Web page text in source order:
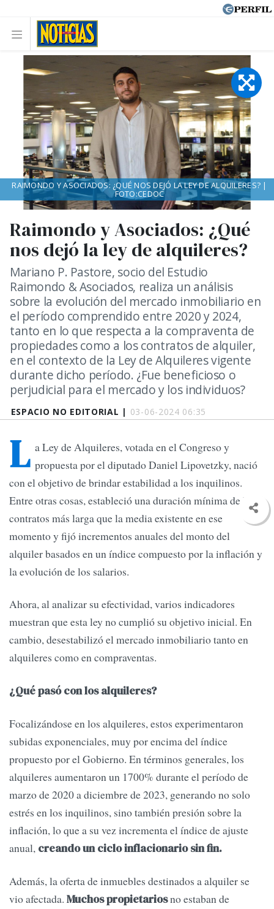
ESPACIO NO EDITORIAL | 03-06-2024 06:35
Raimondo y Asociados: ¿Qué
nos dejó la ley de alquileres?
Mariano P. Pastore, socio del Estudio
Raimondo & Asociados, realiza un análisis
sobre la evolución del mercado inmobiliario en
el período comprendido entre 2020 y 2024,
tanto en lo que respecta a la compraventa de
propiedades como a los contratos de alquiler,
en el contexto de la Ley de Alquileres vigente
durante dicho período. ¿Fue beneficioso o
perjudicial para el mercado y los individuos?
RAIMONDO Y ASOCIADOS: ¿QUÉ NOS DEJÓ LA LEY DE ALQUILERES? |
FOTO:CEDOC
L a Ley de Alquileres, votada en el Congreso y
propuesta por el diputado Daniel Lipovetzky, nació
con el objetivo de brindar estabilidad a los inquilinos.
Entre otras cosas, estableció una duración mínima de los
contratos más larga que la media existente en ese
momento y fijó incrementos anuales del monto del
alquiler basados en un índice compuesto por la inflación y
la evolución de los salarios.
Ahora, al analizar su efectividad, varios indicadores
muestran que esta ley no cumplió su objetivo inicial. En
cambio, desestabilizó el mercado inmobiliario tanto en
alquileres como en compraventas.
¿Qué pasó con los alquileres?
Focalizándose en los alquileres, estos experimentaron
subidas exponenciales, muy por encima del índice
propuesto por el Gobierno. En términos generales, los
alquileres aumentaron un 1700% durante el período de
marzo de 2020 a diciembre de 2023, generando no solo
estrés en los inquilinos, sino también presión sobre la
inflación, lo que a su vez incrementa el índice de ajuste
anual, creando un ciclo inflacionario sin fin.
Además, la oferta de inmuebles destinados a alquiler se
vio afectada. Muchos propietariosno estaban de